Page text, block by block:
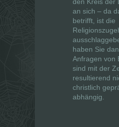
an sich – da
betrifft, ist die
haben Sie
Anfragen von
sind mit der
resultierend
christlich
abhängig.